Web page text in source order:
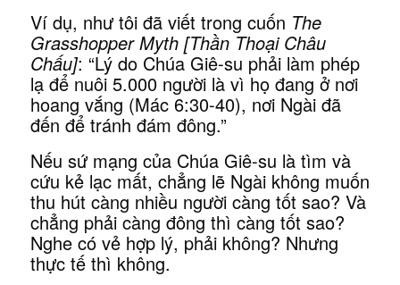
Ví dụ, như tôi đã viết trong cuốn The
Grasshopper Myth[Thần Thoại Châu
Chấu]: “Lý do Chúa Giê-su phải làm phép
lạ để nuôi 5.000 người là vì họ đang ở nơi
hoang vắng (Mác 6:30-40), nơi Ngài đã
đến để tránh đám đông.”
Nếu sứ mạng của Chúa Giê-su là tìm và
cứu kẻ lạc mất, chẳng lẽ Ngài không muốn
thu hút càng nhiều người càng tốt sao? Và
chẳng phải càng đông thì càng tốt sao?
Nghe có vẻ hợp lý, phải không? Nhưng
thực tế thì không.